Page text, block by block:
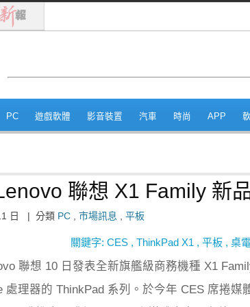
跳
PC 遊戲軟體 影音裝置 汽車 時尚 APP
聯想 X1 Family 新
日 | 分類 PC 市場訊息 平板
關鍵字: CES , ThinkPad X1 , 平板 , 桌電
聯想 10 日發表全新旗艦級商務機種 X1
處理器的 ThinkPad 系列。於今年 CES 席捲媒